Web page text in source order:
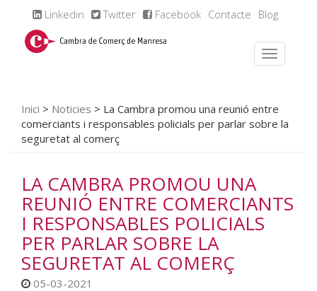
Linkedin Twitter Facebook Contacte Blog
Inici > Noticies > La Cambra promou una reunió entre
comerciants i responsables policials per parlar sobre la
seguretat al comerç
LA CAMBRA PROMOU UNA
REUNIÓ ENTRE COMERCIANTS
I RESPONSABLES POLICIALS
PER PARLAR SOBRE LA
SEGURETAT AL COMERÇ
05-03-2021